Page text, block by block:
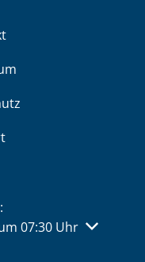
oder Schließzeiten
07:30 Uhr